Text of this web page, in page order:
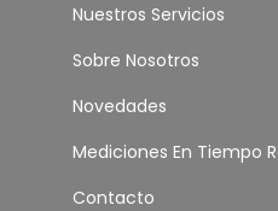
Nuestros Servicios
Sobre Nosotros
Novedades
Mediciones En Tiempo
Contacto